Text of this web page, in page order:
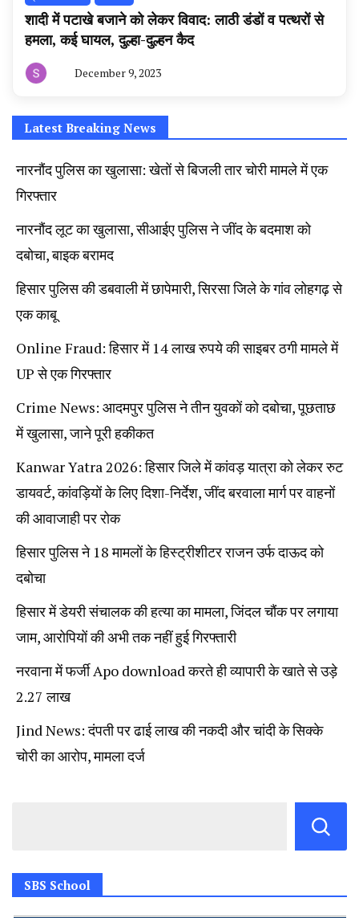
शादी में पटाखे बजाने को लेकर विवाद: लाठी डंडों व पत्थरों से
हमला, कई घायल, दुल्हा-दुल्हन कैद
टूडे
December 9, 2023
Latest Breaking News
नारनौंद पुलिस का खुलासा: खेतों से बिजली तार चोरी मामले में एक
गिरफ्तार
नारनौंद लूट का खुलासा, सीआईए पुलिस ने जींद के बदमाश को
दबोचा, बाइक बरामद
हिसार पुलिस की डबवाली में छापेमारी, सिरसा जिले के गांव लोहगढ़ से
एक काबू
Online Fraud: हिसार में 14 लाख रुपये की साइबर ठगी मामले में
UP से एक गिरफ्तार
Crime News: आदमपुर पुलिस ने तीन युवकों को दबोचा, पूछताछ
में खुलासा, जाने पूरी हकीकत
Kanwar Yatra 2026: हिसार जिले में कांवड़ यात्रा को लेकर रुट
डायवर्ट, कांवड़ियों के लिए दिशा-निर्देश, जींद बरवाला मार्ग पर वाहनों
की आवाजाही पर रोक
हिसार पुलिस ने 18 मामलों के हिस्ट्रीशीटर राजन उर्फ दाऊद को
दबोचा
हिसार में डेयरी संचालक की हत्या का मामला, जिंदल चौंक पर लगाया
जाम, आरोपियों की अभी तक नहीं हुई गिरफ्तारी
नरवाना में फर्जी Apo download करते ही व्यापारी के खाते से उड़े
2.27 लाख
Jind News: दंपती पर ढाई लाख की नकदी और चांदी के सिक्के
चोरी का आरोप, मामला दर्ज
SBS School